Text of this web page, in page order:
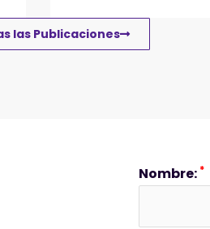
las Publicaciones
Nombre: *